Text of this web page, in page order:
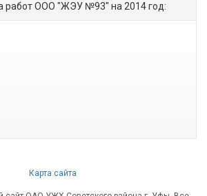
работ ООО "ЖЭУ №93" на 2014 год:
Карта сайта